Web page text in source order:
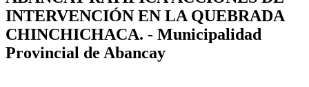
INTERVENCIÓN EN LA QUEBRADA
CHINCHICHACA. - Municipalidad
Provincial de Abancay